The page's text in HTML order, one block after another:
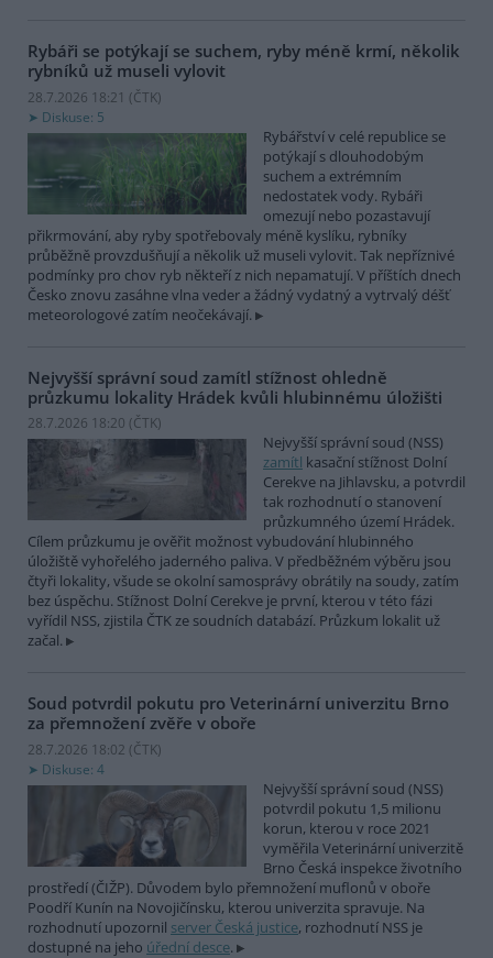
Rybáři se potýkají se suchem, ryby méně krmí, několik
rybníků už museli vylovit
28.7.2026 18:21 (ČTK)
Diskuse: 5
Rybářství v celé republice se
potýkají s dlouhodobým
suchem a extrémním
nedostatek vody. Rybáři
omezují nebo pozastavují
přikrmování, aby ryby spotřebovaly méně kyslíku, rybníky
průběžně provzdušňují a několik už museli vylovit. Tak nepříznivé
podmínky pro chov ryb někteří z nich nepamatují. V příštích dnech
Česko znovu zasáhne vlna veder a žádný vydatný a vytrvalý déšť
meteorologové zatím neočekávají.
Nejvyšší správní soud zamítl stížnost ohledně
průzkumu lokality Hrádek kvůli hlubinnému úložišti
28.7.2026 18:20 (ČTK)
Nejvyšší správní soud (NSS)
zamítl kasační stížnost Dolní
Cerekve na Jihlavsku, a potvrdil
tak rozhodnutí o stanovení
průzkumného území Hrádek.
Cílem průzkumu je ověřit možnost vybudování hlubinného
úložiště vyhořelého jaderného paliva. V předběžném výběru jsou
čtyři lokality, všude se okolní samosprávy obrátily na soudy, zatím
bez úspěchu. Stížnost Dolní Cerekve je první, kterou v této fázi
vyřídil NSS, zjistila ČTK ze soudních databází. Průzkum lokalit už
začal.
Soud potvrdil pokutu pro Veterinární univerzitu Brno
za přemnožení zvěře v oboře
28.7.2026 18:02 (ČTK)
Diskuse: 4
Nejvyšší správní soud (NSS)
potvrdil pokutu 1,5 milionu
korun, kterou v roce 2021
vyměřila Veterinární univerzitě
Brno Česká inspekce životního
prostředí (ČIŽP). Důvodem bylo přemnožení muflonů v oboře
Poodří Kunín na Novojičínsku, kterou univerzita spravuje. Na
rozhodnutí upozornil server Česká justice, rozhodnutí NSS je
dostupné na jeho úřední desce.